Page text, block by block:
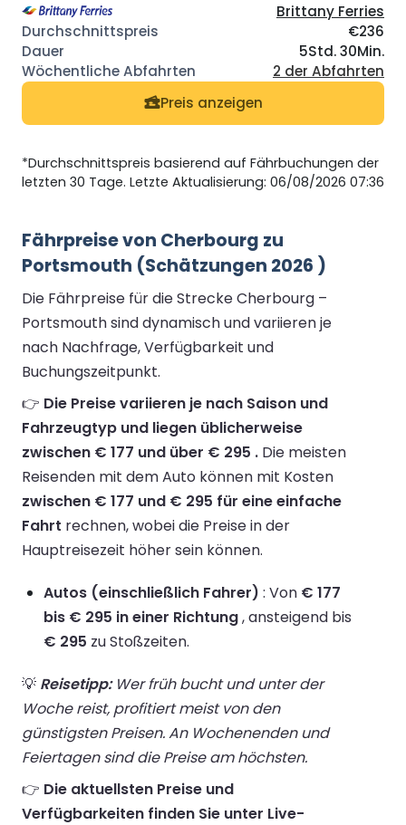
Brittany Ferries
€236
5Std. 30Min.
2 der Abfahrten
Preis anzeigen
*Durchschnittspreis basierend auf Fährbuchungen der
letzten 30 Tage. Letzte Aktualisierung: 06/08/2026 07:36
Fährpreise von Cherbourg zu
Portsmouth (Schätzungen 2026 )
Die Fährpreise für die Strecke Cherbourg –
Portsmouth sind dynamisch und variieren je
nach Nachfrage, Verfügbarkeit und
Buchungszeitpunkt.
👉 Die Preise variieren je nach Saison und
Fahrzeugtyp und liegen üblicherweise
zwischen € 177 und über € 295 . Die meisten
Reisenden mit dem Auto können mit Kosten
zwischen € 177 und € 295 für eine einfache
Fahrt rechnen, wobei die Preise in der
Hauptreisezeit höher sein können.
Autos (einschließlich Fahrer) : Von € 177
bis € 295 in einer Richtung, ansteigend bis
€ 295 zu Stoßzeiten.
💡 Reisetipp:Wer früh bucht und unter der
Woche reist, profitiert meist von den
günstigsten Preisen. An Wochenenden und
Feiertagen sind die Preise am höchsten.
👉 Die aktuellsten Preise und
Verfügbarkeiten finden Sie unter Live-